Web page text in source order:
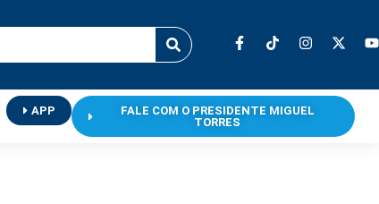
APP
FALE COM O PRESIDENTE MIGUEL
TORRES